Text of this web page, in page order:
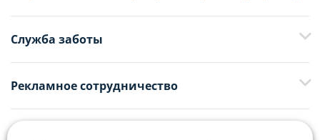
Служба заботы
+375 29 376-13-70
+375 33 376-13-70
editor@domovita.by
Рекламное сотрудничество
+375 29 563-15-61 Кристина Филюта
Контакты